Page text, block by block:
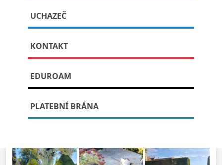
UCHAZEČ
KONTAKT
EDUROAM
PLATEBNÍ BRÁNA
Po stopách Otokara Březiny
Publikováno: 23. října, 2023